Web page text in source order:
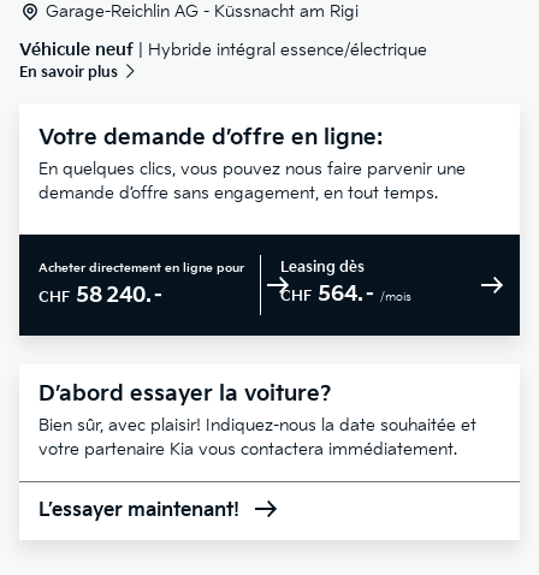
Garage-Reichlin AG - Küssnacht am Rigi
Véhicule neuf | Hybride intégral essence/électrique
En savoir plus
Votre demande d’offre en ligne:
En quelques clics, vous pouvez nous faire parvenir une
demande d’offre sans engagement, en tout temps.
Acheter directement en ligne pour
CHF 58 240.–
Leasing dès
CHF 564.– /mois
D’abord essayer la voiture?
Bien sûr, avec plaisir! Indiquez-nous la date souhaitée et
votre partenaire Kia vous contactera immédiatement.
L’essayer maintenant!